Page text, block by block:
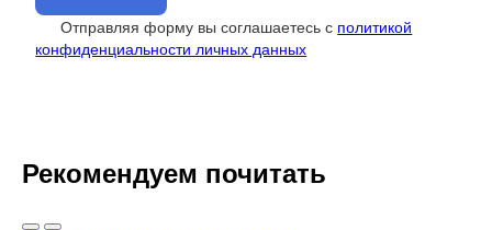
Отправляя форму вы соглашаетесь с политикой
конфиденциальности личных данных
Рекомендуем почитать